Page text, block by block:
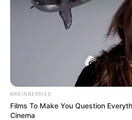
BRAINBERRIES
Films To Make You Question
Cinema